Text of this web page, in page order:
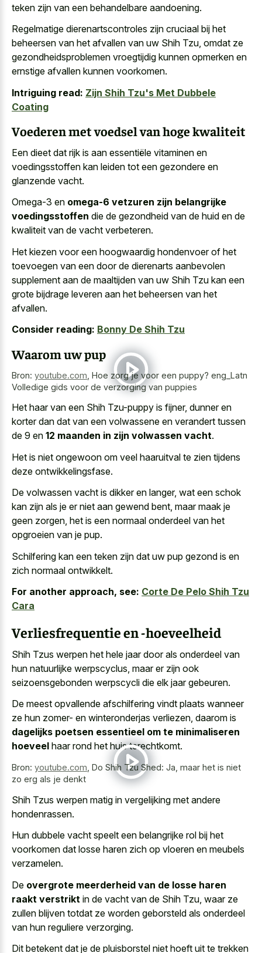
teken zijn van een behandelbare aandoening.
Regelmatige dierenartscontroles zijn cruciaal bij het
beheersen van het afvallen van uw Shih Tzu, omdat ze
gezondheidsproblemen vroegtijdig kunnen opmerken en
ernstige afvallen kunnen voorkomen.
Intriguing read: Zijn Shih Tzu's Met Dubbele
Coating
Voederen met voedsel van hoge kwaliteit
Een dieet dat rijk is aan essentiële vitaminen en
voedingsstoffen kan leiden tot een gezondere en
glanzende vacht.
Omega-3 en omega-6 vetzuren zijn belangrijke
voedingsstoffen die de gezondheid van de huid en de
kwaliteit van de vacht verbeteren.
Het kiezen voor een hoogwaardig hondenvoer of het
toevoegen van een door de dierenarts aanbevolen
supplement aan de maaltijden van uw Shih Tzu kan een
grote bijdrage leveren aan het beheersen van het
afvallen.
Consider reading: Bonny De Shih Tzu
Waarom uw pup
Bron: youtube.com Hoe zorg je voor een puppy? eng_Latn
Volledige gids voor de verzorging van puppies
Het haar van een Shih Tzu-puppy is fijner, dunner en
korter dan dat van een volwassene en verandert tussen
de 9 en 12 maanden in zijn volwassen vacht.
Het is niet ongewoon om veel haaruitval te zien tijdens
deze ontwikkelingsfase.
De volwassen vacht is dikker en langer, wat een schok
kan zijn als je er niet aan gewend bent, maar maak je
geen zorgen, het is een normaal onderdeel van het
opgroeien van je pup.
Schilfering kan een teken zijn dat uw pup gezond is en
zich normaal ontwikkelt.
For another approach, see: Corte De Pelo Shih Tzu
Cara
Verliesfrequentie en -hoeveelheid
Shih Tzus werpen het hele jaar door als onderdeel van
hun natuurlijke werpscyclus, maar er zijn ook
seizoensgebonden werpscycli die elk jaar gebeuren.
De meest opvallende afschilfering vindt plaats wanneer
ze hun zomer- en winteronderjas verliezen, daarom is
dagelijks poetsen essentieel om te minimaliseren
hoeveel haar rond het huis terechtkomt.
Bron: youtube.com Do Shih Tzu Shed: Ja, maar het is niet
zo erg als je denkt
Shih Tzus werpen matig in vergelijking met andere
hondenrassen.
Hun dubbele vacht speelt een belangrijke rol bij het
voorkomen dat losse haren zich op vloeren en meubels
verzamelen.
De overgrote meerderheid van de losse haren
raakt verstrikt in de vacht van de Shih Tzu, waar ze
zullen blijven totdat ze worden geborsteld als onderdeel
van hun reguliere verzorging.
Dit betekent dat je de pluisborstel niet hoeft uit te trekken